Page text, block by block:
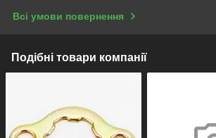
Всі умови повернення
Подібні товари компанії